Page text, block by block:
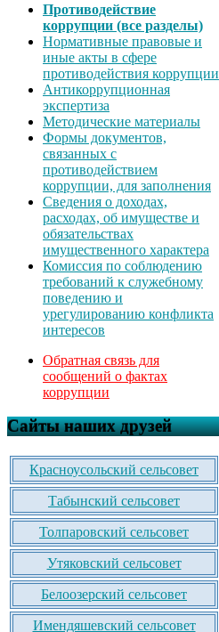
Противодействие
коррупции (все разделы)
Нормативные правовые и
иные акты в сфере
противодействия коррупции
Антикоррупционная
экспертиза
Методические материалы
Формы документов,
связанных с
противодействием
коррупции, для заполнения
Сведения о доходах,
расходах, об имуществе и
обязательствах
имущественного характера
Комиссия по соблюдению
требований к служебному
поведению и
урегулированию конфликта
интересов
Обратная связь для
сообщений о фактах
коррупции
Сайты наших друзей
Красноусольский сельсовет
Табынский сельсовет
Толпаровский сельсовет
Утяковский сельсовет
Белоозерский сельсовет
Имендяшевский сельсовет